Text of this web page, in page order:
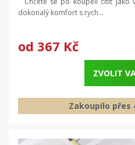
dokonalý komfort s rych...
od 367 Kč
ZVOLIT
Zakoupilo přes